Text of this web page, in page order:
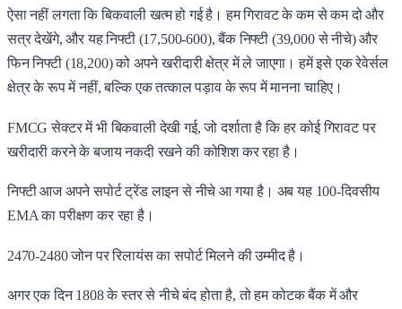
ऐसा नहीं लगता कि बिकवाली खत्म हो गई है। हम गिरावट के कम से कम दो और
सत्र देखेंगे, और यह निफ्टी (17,500-600), बैंक निफ्टी (39,000 से नीचे) और
फिन निफ्टी (18,200) को अपने खरीदारी क्षेत्र में ले जाएगा। हमें इसे एक रेवेर्सल
क्षेत्र के रूप में नहीं, बल्कि एक तत्काल पड़ाव के रूप में मानना चाहिए।
FMCG सेक्टर में भी बिकवाली देखी गई, जो दर्शाता है कि हर कोई गिरावट पर
खरीदारी करने के बजाय नकदी रखने की कोशिश कर रहा है।
निफ्टी आज अपने सपोर्ट ट्रेंड लाइन से नीचे आ गया है। अब यह 100-दिवसीय
EMA का परीक्षण कर रहा है।
2470-2480 जोन पर रिलायंस का सपोर्ट मिलने की उम्मीद है।
अगर एक दिन 1808 के स्तर से नीचे बंद होता है, तो हम कोटक बैंक में और